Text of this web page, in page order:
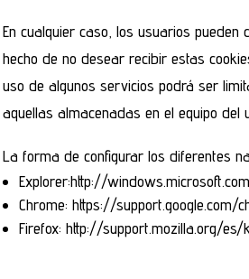
En cualquier caso, los usuarios
hecho de no desear recibir estas
uso de algunos servicios podrá ser
aquellas almacenadas en el equipo
La forma de configurar los diferentes
Explorer:http://
Chrome: https://
Firefox: http://support.mozilla.org/